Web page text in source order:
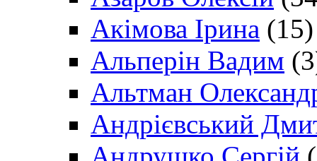
Акімова Ірина (15)
Альперін Вадим
Альтман
Андрієвський